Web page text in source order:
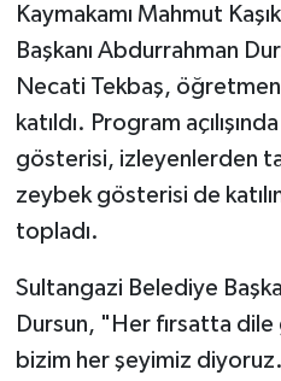
Kaymakamı Mahmut
Başkanı Abdurrahman
Necati Tekbaş,
katıldı. Program
gösterisi, izleyenlerden
zeybek gösterisi de
topladı.
Sultangazi Belediye
Dursun, "Her fırsatta
bizim her şeyimiz